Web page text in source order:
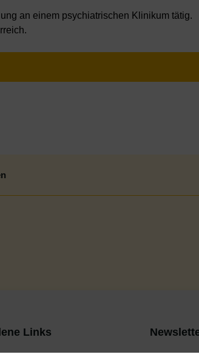
an einem psychiatrischen Klinikum tätig.
Links